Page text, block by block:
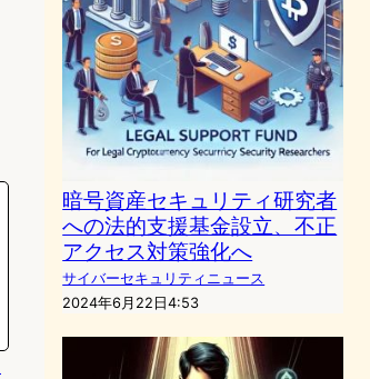
暗号資産セキュリティ研究者
への法的支援基金設立、不正
アクセス対策強化へ
サイバーセキュリティニュース
2024年6月22日4:53